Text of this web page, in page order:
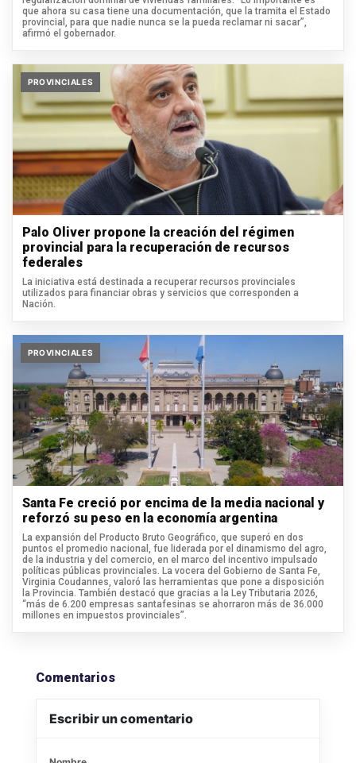
que ahora su casa tiene una documentación, que la tramita el Estado
provincial, para que nadie nunca se la pueda reclamar ni sacar”,
afirmó el gobernador.
PROVINCIALES
Palo Oliver propone la creación del régimen
provincial para la recuperación de recursos
federales
La iniciativa está destinada a recuperar recursos provinciales
utilizados para financiar obras y servicios que corresponden a
Nación.
PROVINCIALES
Santa Fe creció por encima de la media nacional y
reforzó su peso en la economía argentina
La expansión del Producto Bruto Geográfico, que superó en dos
puntos el promedio nacional, fue liderada por el dinamismo del agro,
de la industria y del comercio, en el marco del incentivo impulsado
políticas públicas provinciales. La vocera del Gobierno de Santa Fe,
Virginia Coudannes, valoró las herramientas que pone a disposición
la Provincia. También destacó que gracias a la Ley Tributaria 2026,
“más de 6.200 empresas santafesinas se ahorraron más de 36.000
millones en impuestos provinciales”.
Comentarios
Escribir un comentario